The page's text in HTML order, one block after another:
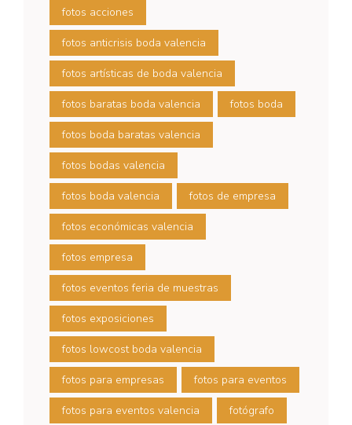
fotos acciones
fotos anticrisis boda valencia
fotos artísticas de boda valencia
fotos baratas boda valencia fotos boda
fotos boda baratas valencia
fotos bodas valencia
fotos boda valencia fotos de empresa
fotos económicas valencia
fotos empresa
fotos eventos feria de muestras
fotos exposiciones
fotos lowcost boda valencia
fotos para empresas fotos para eventos
fotos para eventos valencia fotógrafo